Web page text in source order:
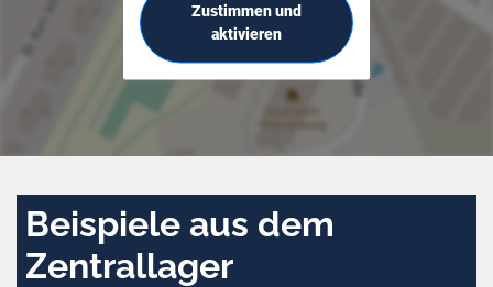
Zustimmen und
aktivieren
Beispiele aus dem
Zentrallager